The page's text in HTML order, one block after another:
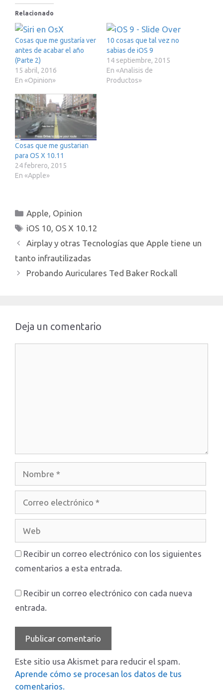
Relacionado
Cosas que me gustaría ver
antes de acabar el año
(Parte 2)
15 abril, 2016
En «Opinion»
10 cosas que tal vez no
sabias de iOS 9
14 septiembre, 2015
En «Analisis de
Productos»
Cosas que me gustarian
para OS X 10.11
24 febrero, 2015
En «Apple»
Categorías
Apple Opinion
Etiquetas
iOS 10 OS X 10.12
Airplay y otras Tecnologías que Apple tiene un
tanto infrautilizadas
Probando Auriculares Ted Baker Rockall
Deja un comentario
electrónico
Recibir un correo electrónico con los siguientes
comentarios a esta entrada.
Recibir un correo electrónico con cada nueva
entrada.
Este sitio usa Akismet para reducir el spam.
Aprende cómo se procesan los datos de tus
comentarios.